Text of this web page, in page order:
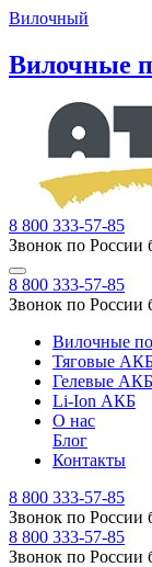
Вилочный
Вилочные
8 800 333-57-85
Звонок по России
8 800 333-57-85
Звонок по России
Вилочные
Тяговые
Гелевые АКБ
Li-Ion АКБ
О нас
Блог
Контакты
8 800 333-57-85
Звонок по России
8 800 333-57-85
Звонок по России